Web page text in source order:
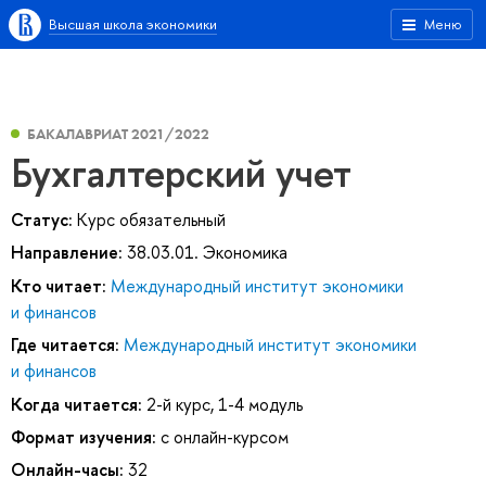
Меню
Высшая школа экономики
БАКАЛАВРИАТ 2021/2022
Бухгалтерский учет
Статус: Курс обязательный
Направление: 38.03.01. Экономика
Кто читает: Международный институт экономики
и финансов
Где читается: Международный институт экономики
и финансов
Когда читается: 2-й курс, 1-4 модуль
Формат изучения: с онлайн-курсом
Онлайн-часы: 32